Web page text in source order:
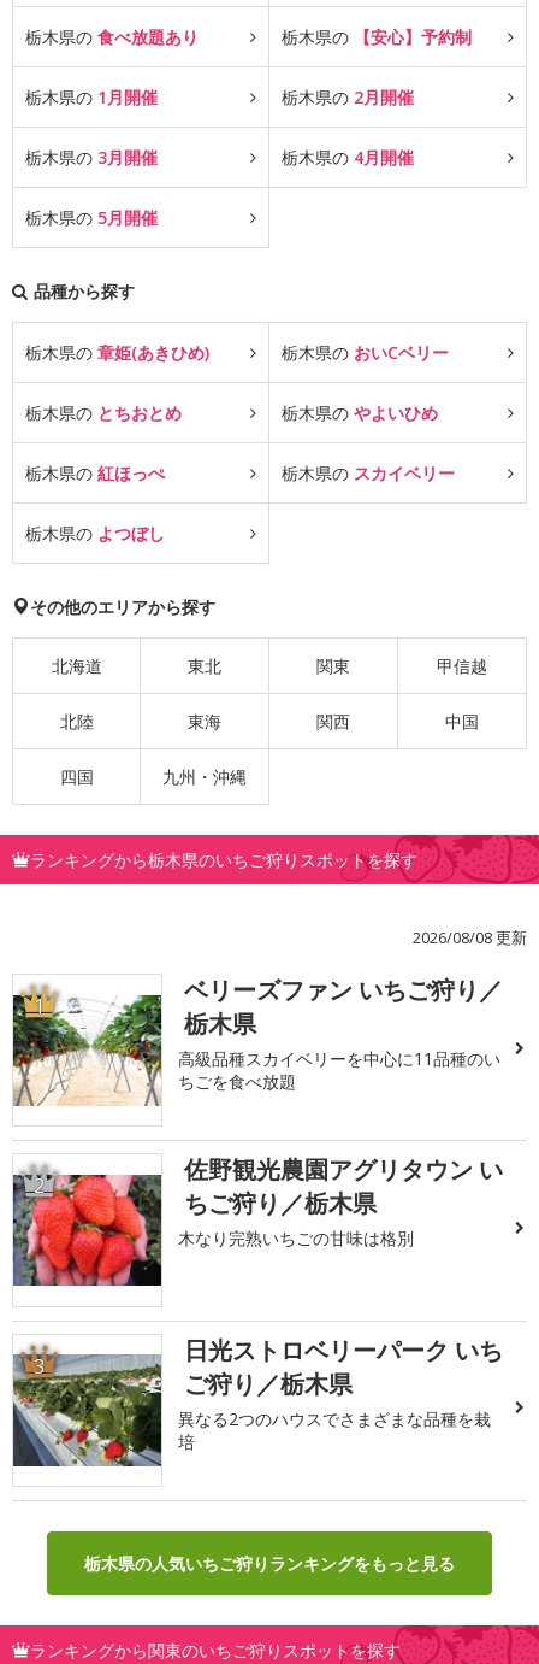
栃木県の 食べ放題あり 栃木県の 【安心】予約制
栃木県の 1月開催 栃木県の 2月開催
栃木県の 3月開催 栃木県の 4月開催
栃木県の 5月開催
品種から探す
栃木県の 章姫(あきひめ) 栃木県の おいCベリー
栃木県の とちおとめ 栃木県の やよいひめ
栃木県の 紅ほっぺ 栃木県の スカイベリー
栃木県の よつぼし
その他のエリアから探す
北海道 東北 関東 甲信越
北陸 東海 関西 中国
四国 九州・沖縄
ランキングから栃木県のいちご狩りスポットを探す
2026/08/08 更新
1
ベリーズファン いちご狩り／
栃木県
高級品種スカイベリーを中心に11品種のい
ちごを食べ放題
2
佐野観光農園アグリタウン い
ちご狩り／栃木県
木なり完熟いちごの甘味は格別
3
日光ストロベリーパーク いち
ご狩り／栃木県
異なる2つのハウスでさまざまな品種を栽
培
栃木県の人気いちご狩りランキングをもっと見る
ランキングから関東のいちご狩りスポットを探す